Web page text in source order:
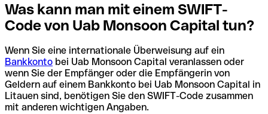
Was kann man mit einem SWIFT-
Code von Uab Monsoon Capital tun?
Wenn Sie eine internationale Überweisung auf ein
Bankkonto bei Uab Monsoon Capital veranlassen oder
wenn Sie der Empfänger oder die Empfängerin von
Geldern auf einem Bankkonto bei Uab Monsoon Capital in
Litauen sind, benötigen Sie den SWIFT-Code zusammen
mit anderen wichtigen Angaben.